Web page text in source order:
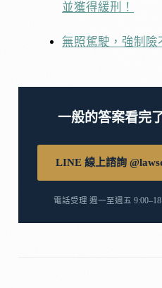
並獲得緩刑！
無照駕駛，強制險
一般的答案看完
LINE 線上諮詢
電話受理 週一至週五